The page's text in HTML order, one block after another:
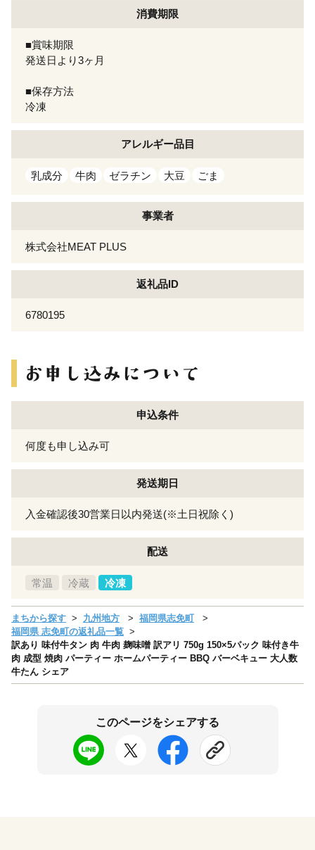
消費期限
■賞味期限
発送日より3ヶ月
■保存方法
冷凍
アレルギー品目
乳成分 牛肉 ゼラチン 大豆 ごま
事業者
株式会社MEAT PLUS
返礼品ID
6780195
申込条件
何度も申し込み可
発送期日
入金確認後30営業日以内発送(※土日祝除く)
配送
常温 冷蔵 冷凍
まちから探す 九州地方
福岡県志免町
福岡県 志免町の返礼品一覧
訳あり 味付牛タン 肉 牛肉 麹味噌 訳アリ 750g 150×5パック 味付き牛
肉 成型 焼肉 パーティー ホームパーティー BBQ バーベキュー 大人数
牛たん シェア
このページをシェアする